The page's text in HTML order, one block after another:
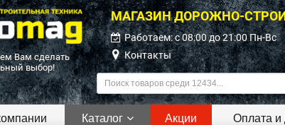
Вам сделать
выбор!
МАГАЗИН ДОРОЖНО-
Работаем: c 08:00 до 21:00 Пн-Вс
Контакты
Каталог Акции Оплата и